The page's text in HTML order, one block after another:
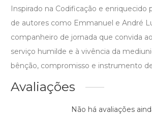
Inspirado na Codificação e enriquecido
de autores como Emmanuel e André
companheiro de jornada que convida
serviço humilde e à vivência da
bênção, compromisso e instrumento
Avaliações
Não há avaliações